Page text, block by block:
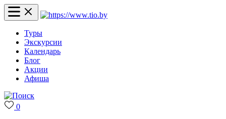
Туры
Экскурсии
Календарь
Блог
Акции
Афиша
0